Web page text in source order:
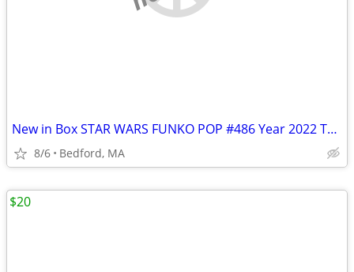
New in Box STAR WARS FUNKO POP #486 Year 2022 The Mandalorian Boba Fet
8/6 Bedford, MA
$20